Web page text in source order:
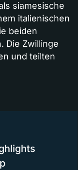
siamesische
italienischen
beiden
Die Zwillinge
und teilten